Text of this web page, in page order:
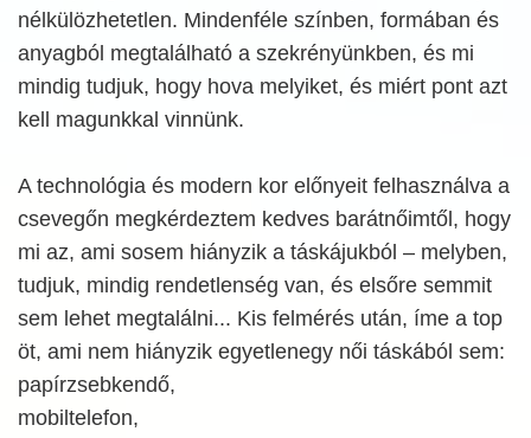
nélkülözhetetlen. Mindenféle színben, formában és
anyagból megtalálható a szekrényünkben, és mi
mindig tudjuk, hogy hova melyiket, és miért pont azt
kell magunkkal vinnünk.
A technológia és modern kor előnyeit felhasználva a
csevegőn megkérdeztem kedves barátnőimtől, hogy
mi az, ami sosem hiányzik a táskájukból – melyben,
tudjuk, mindig rendetlenség van, és elsőre semmit
sem lehet megtalálni... Kis felmérés után, íme a top
öt, ami nem hiányzik egyetlenegy női táskából sem:
papírzsebkendő,
mobiltelefon,